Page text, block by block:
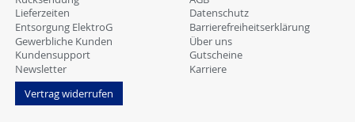
Lieferzeiten
Entsorgung ElektroG
Gewerbliche Kunden
Kundensupport
Newsletter
Vertrag widerrufen
Datenschutz
Barrierefreiheitserklärung
Über uns
Gutscheine
Karriere